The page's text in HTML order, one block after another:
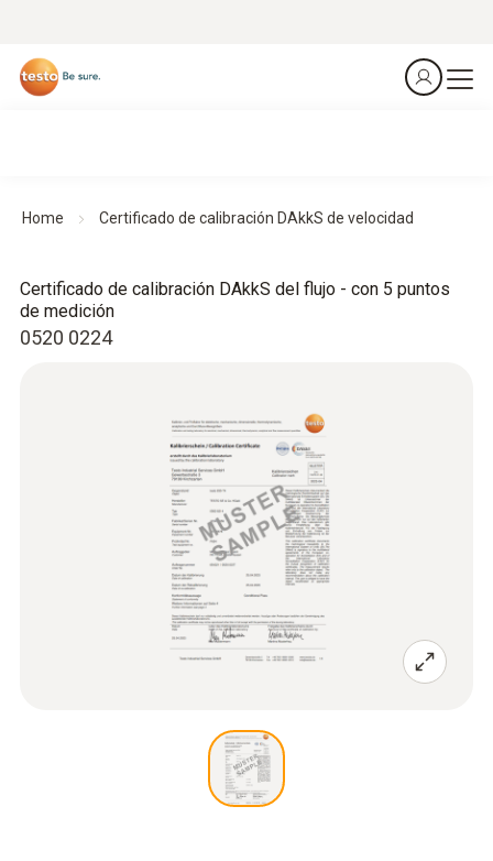
Home Certificado de calibración DAkkS de velocidad
0520 0224
Certificado de calibración DAkkS del flujo - con 5 puntos
de medición